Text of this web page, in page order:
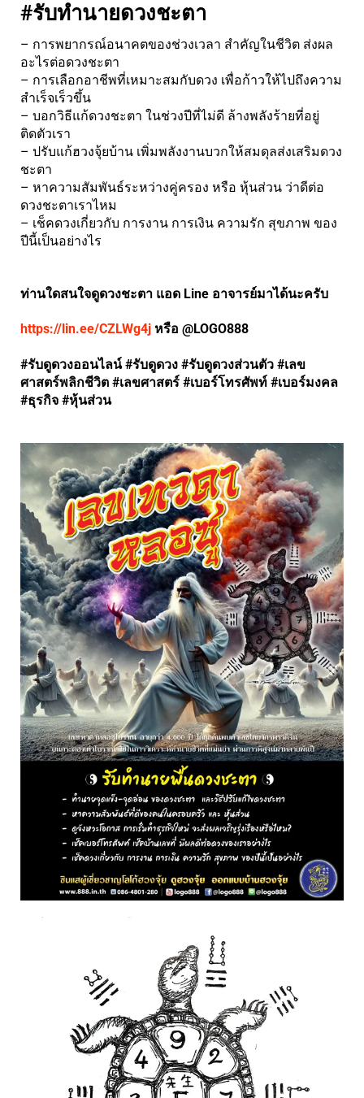
#รับทำนายดวงชะตา
– การพยากรณ์อนาคตของช่วงเวลา สำคัญในชีวิต ส่งผล
อะไรต่อดวงชะตา
– การเลือกอาชีพที่เหมาะสมกับดวง เพื่อก้าวให้ไปถึงความ
สำเร็จเร็วขึ้น
– บอกวิธีแก้ดวงชะตา ในช่วงปีที่ไม่ดี ล้างพลังร้ายที่อยู่
ติดตัวเรา
– ปรับแก้ฮวงจุ้ยบ้าน เพิ่มพลังงานบวกให้สมดุลส่งเสริมดวง
ชะตา
– หาความสัมพันธ์ระหว่างคู่ครอง หรือ หุ้นส่วน ว่าดีต่อ
ดวงชะตาเราไหม
– เช็คดวงเกี่ยวกับ การงาน การเงิน ความรัก สุขภาพ ของ
ปีนี้เป็นอย่างไร
ท่านใดสนใจดูดวงชะตา แอด Line อาจารย์มาได้นะครับ
https://lin.ee/CZLWg4j หรือ @LOGO888
#รับดูดวงออนไลน์ #รับดูดวง #รับดูดวงส่วนตัว #เลข
ศาสตร์พลิกชีวิต #เลขศาสตร์ #เบอร์โทรศัพท์ #เบอร์มงคล
#ธุรกิจ #หุ้นส่วน